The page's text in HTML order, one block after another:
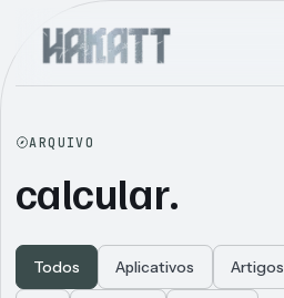
ARQUIVO
calcular.
Todos Aplicativos Artigos